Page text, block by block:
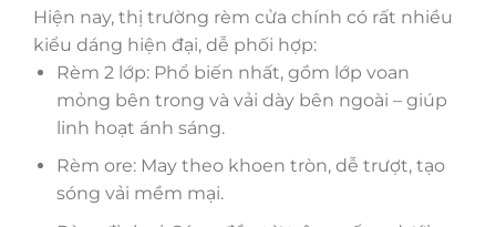
Hiện nay, thị trường rèm cửa chính có rất nhiều
kiểu dáng hiện đại, dễ phối hợp:
Rèm 2 lớp: Phổ biến nhất, gồm lớp voan
mỏng bên trong và vải dày bên ngoài – giúp
linh hoạt ánh sáng.
Rèm ore: May theo khoen tròn, dễ trượt, tạo
sóng vải mềm mại.